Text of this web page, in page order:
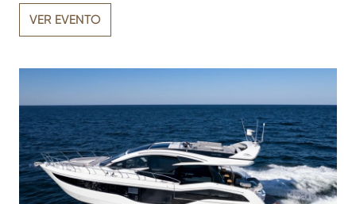
VER EVENTO